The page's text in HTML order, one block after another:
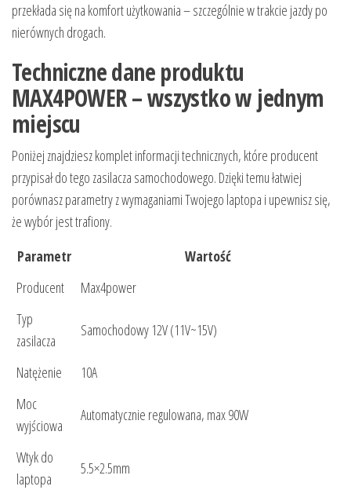
przekłada się na komfort użytkowania – szczególnie w trakcie jazdy po
nierównych drogach.
Techniczne dane produktu
MAX4POWER – wszystko w jednym
miejscu
Poniżej znajdziesz komplet informacji technicznych, które producent
przypisał do tego zasilacza samochodowego. Dzięki temu łatwiej
porównasz parametry z wymaganiami Twojego laptopa i upewnisz się,
że wybór jest trafiony.
Parametr
Wartość
Producent
Max4power
Typ
zasilacza
Samochodowy 12V (11V~15V)
Natężenie
10A
Moc
wyjściowa
Automatycznie regulowana, max 90W
Wtyk do
laptopa
5.5×2.5mm